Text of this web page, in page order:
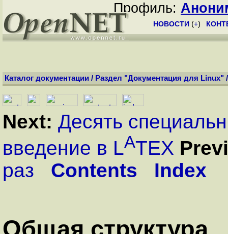
Профиль:
НОВОСТИ (+)
Каталог документации / Раздел "Документация для Linux"
Next: Десять
введение в LATEX
раз
Contents Index